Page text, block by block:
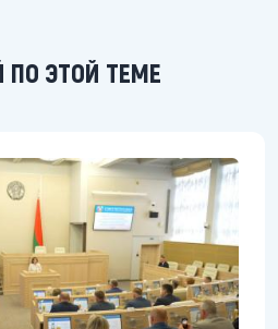
ПО ЭТОЙ ТЕМЕ